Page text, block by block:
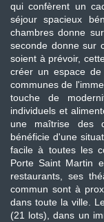
qui confèrent un
séjour spacieux
chambres donne
seconde donne sur
soient à prévoir,
créer un espace
communes de
touche de
individuels et
une maîtrise des
bénéficie d'une
facile à toutes les
Porte Saint Martin
restaurants, ses
commun sont à
dans toute la ville.
(21 lots), dans un